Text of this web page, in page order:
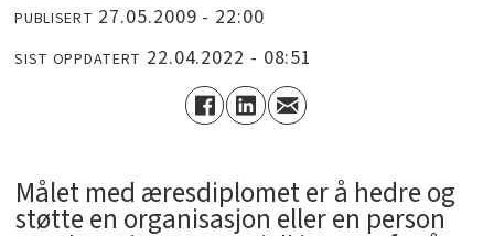
PUBLISERT 27.05.2009 - 22:00
SIST OPPDATERT 22.04.2022 - 08:51
Målet med æresdiplomet er å hedre og
støtte en organisasjon eller en person